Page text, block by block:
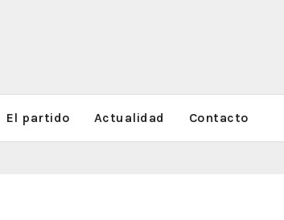
El partido Actualidad Contacto